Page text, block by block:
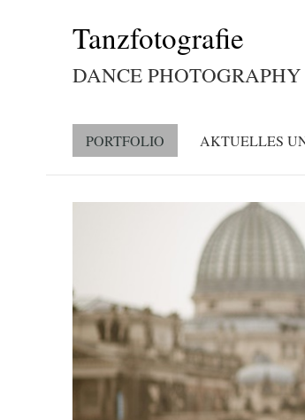
Tanzfotografie
DANCE
PORTFOLIO AKTUELLES